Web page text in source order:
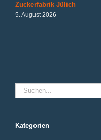
Zuckerfabrik Jülich
5. August 2026
Suche
nach:
Kategorien